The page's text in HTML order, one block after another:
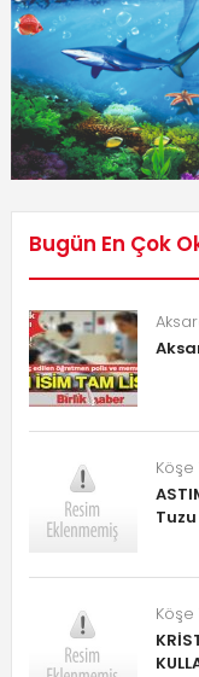
Bugün En Çok
Köşe
Tuzu
Köşe